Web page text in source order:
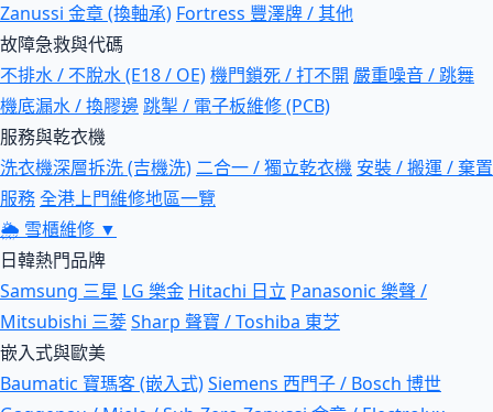
Zanussi 金章 (換軸承) Fortress 豐澤牌 / 其他
故障急救與代碼
不排水 / 不脫水 (E18 / OE)機門鎖死 / 打不開 嚴重噪音 / 跳舞
機底漏水 / 換膠邊跳掣 / 電子板維修 (PCB)
服務與乾衣機
洗衣機深層拆洗 (吉機洗) 二合一 / 獨立乾衣機 安裝 / 搬運 / 棄置
服務全港上門維修地區一覽
🌦 雪櫃維修 ▼
日韓熱門品牌
Samsung 三星 LG 樂金 Hitachi 日立 Panasonic 樂聲 /
Mitsubishi 三菱Sharp 聲寶 / Toshiba 東芝
嵌入式與歐美
Baumatic 寶瑪客 (嵌入式)Siemens 西門子 / Bosch 博世